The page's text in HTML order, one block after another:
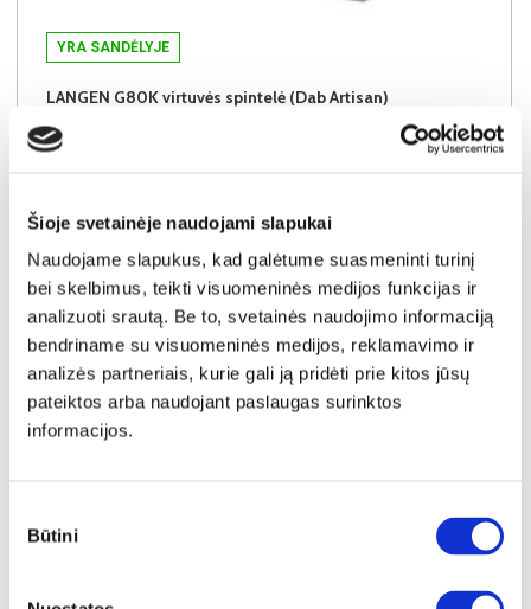
Šioje svetainėje naudojami slapukai
Naudojame slapukus, kad galėtume suasmeninti turinį
bei skelbimus, teikti visuomeninės medijos funkcijas ir
analizuoti srautą. Be to, svetainės naudojimo informaciją
bendriname su visuomeninės medijos, reklamavimo ir
analizės partneriais, kurie gali ją pridėti prie kitos jūsų
pateiktos arba naudojant paslaugas surinktos
informacijos.
pasirinkimas
Būtini
YRA SANDĖLYJE
LANGEN G80K virtuvės spintelė (Dab Artisan)
Išmatavimai:
45€
Į krepšelį